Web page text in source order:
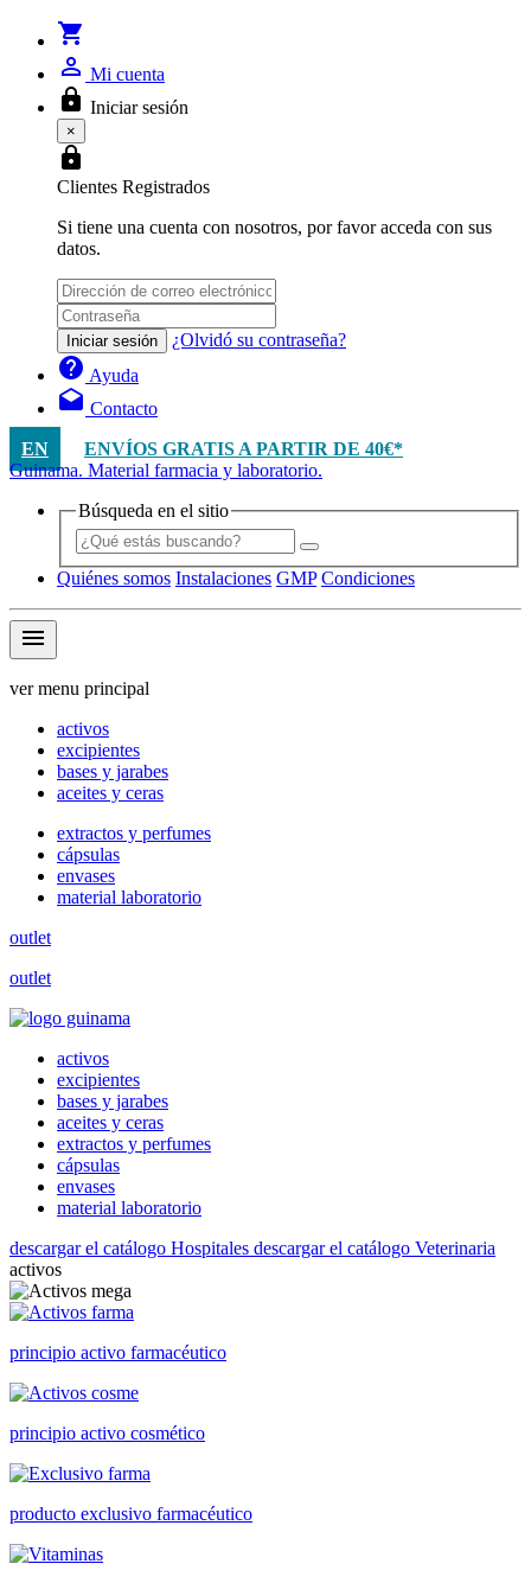
shopping_cart
person_outline Mi cuenta
lock Iniciar sesión
×
lock
Clientes Registrados
Si tiene una cuenta con nosotros, por favor acceda con sus
datos.
Iniciar sesión ¿Olvidó su contraseña?
help Ayuda
drafts Contacto
EN
ENVÍOS GRATIS A PARTIR DE 40€*
Guinama. Material farmacia y laboratorio.
Búsqueda en el sitio
Quiénes somos Instalaciones GMP Condiciones
menu
ver menu principal
activos
excipientes
bases y jarabes
aceites y ceras
extractos y perfumes
cápsulas
envases
material laboratorio
outlet
outlet
activos
excipientes
bases y jarabes
aceites y ceras
extractos y perfumes
cápsulas
envases
material laboratorio
descargar el catálogo Hospitales descargar el catálogo Veterinaria
activos
principio activo farmacéutico
principio activo cosmético
producto exclusivo farmacéutico